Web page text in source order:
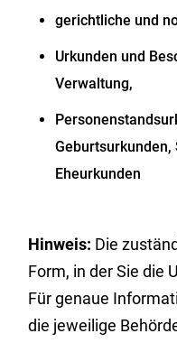
gerichtliche und
Urkunden und
Verwaltung,
Geburtsurkunden,
Eheurkunden
Hinweis: Die
Form, in der Sie die
Für genaue
die jeweilige